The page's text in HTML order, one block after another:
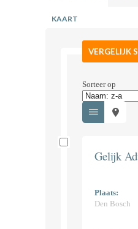
KAART
VERGELIJK
Sorteer op
Gelijk
Plaats:
Den Bosch